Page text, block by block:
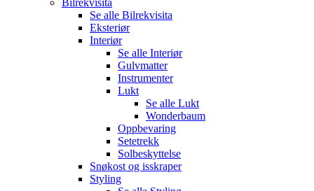
Se alle Bilrekvisita
Eksteriør
Interiør
Se alle Interiør
Gulvmatter
Instrumenter
Lukt
Se alle Lukt
Wonderbaum
Oppbevaring
Setetrekk
Solbeskyttelse
Snøkost og isskraper
Styling